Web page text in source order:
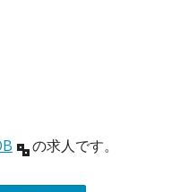
の求人です。